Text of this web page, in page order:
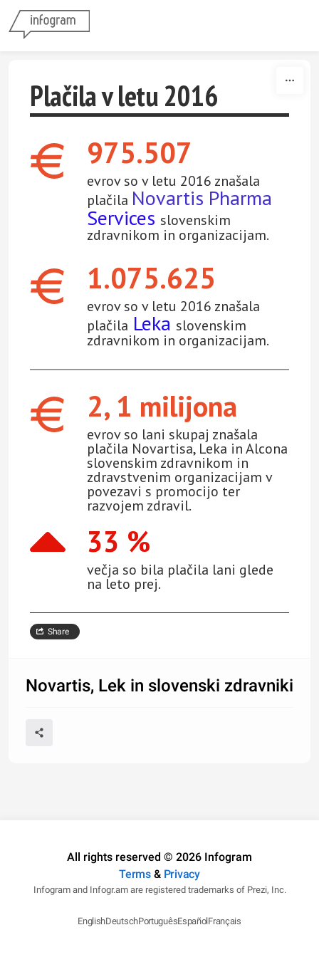
Plačila v letu 2016
975.507
evrov so v letu 2016 znašala
plačila Novartis Pharma
Services slovenskim
zdravnikom in organizacijam.
1.075.625
evrov so v letu 2016 znašala
plačila Leka slovenskim
zdravnikom in organizacijam.
2, 1 milijona
evrov so lani skupaj znašala
plačila Novartisa, Leka in Alcona
slovenskim zdravnikom in
zdravstvenim organizacijam v
povezavi s promocijo ter
razvojem zdravil.
33 %
večja so bila plačila lani glede
na leto prej.
Share
Novartis, Lek in slovenski zdravniki
All rights reserved © 2026 Infogram
Terms& Privacy
Infogram and Infogr.am are registered trademarks of Prezi, Inc.
EnglishDeutschPortuguêsEspañolFrançais